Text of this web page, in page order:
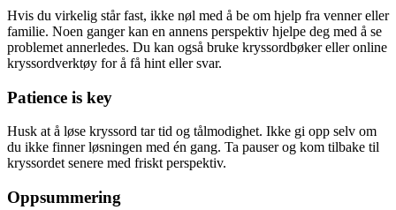
Hvis du virkelig står fast, ikke nøl med å be om hjelp fra venner eller
familie. Noen ganger kan en annens perspektiv hjelpe deg med å se
problemet annerledes. Du kan også bruke kryssordbøker eller online
kryssordverktøy for å få hint eller svar.
Patience is key
Husk at å løse kryssord tar tid og tålmodighet. Ikke gi opp selv om
du ikke finner løsningen med én gang. Ta pauser og kom tilbake til
kryssordet senere med friskt perspektiv.
Oppsummering